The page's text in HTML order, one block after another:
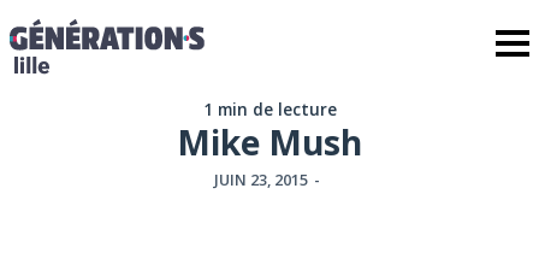
1 min de lecture
Mike Mush
JUIN 23, 2015 -